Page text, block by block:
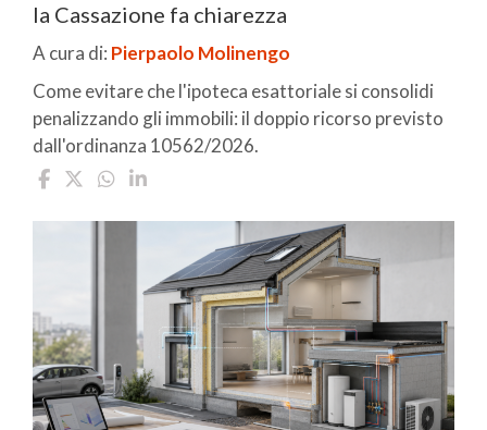
la Cassazione fa chiarezza
A cura di: Pierpaolo Molinengo
Come evitare che l'ipoteca esattoriale si consolidi
penalizzando gli immobili: il doppio ricorso previsto
dall'ordinanza 10562/2026.